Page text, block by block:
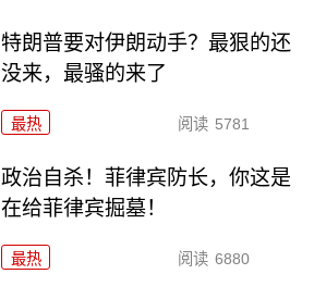
特朗普要对伊朗动手？最狠的还
没来，最骚的来了
最热 阅读 5781
政治自杀！菲律宾防长，你这是
在给菲律宾掘墓！
最热 阅读 6880